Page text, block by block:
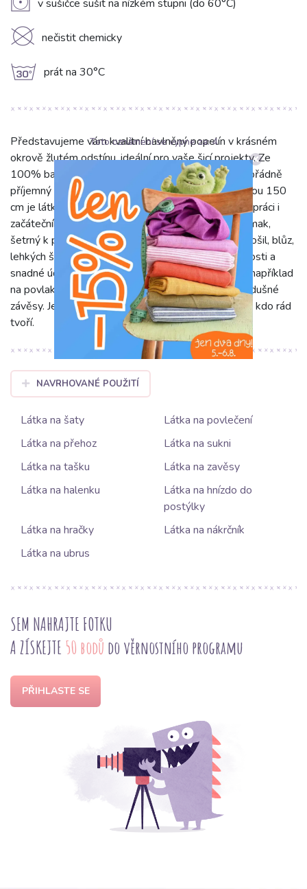
V v sušičce sušit na nízkém stupni (do 60°C)
K nečistit chemicky
g prát na 30°C
Představujeme vám kvalitní bavlněný popelín v krásném
okrově žlutém odstínu, ideální pro vaše šicí projekty. Ze
100% bavlny, zaručuje vynikající prodyšnost a mimořádně
příjemný pocit na dotek. S gramáží 130 g/m2 a šířkou 150
cm je látka pevná, lehká a poddajná, což usnadňuje práci i
začátečníkům. Popelín má hladký povrch a jemný omak,
šetrný k pokožce. Je perfektní pro šití elegantních košil, blůz,
lehkých šatů, sukní i dětského oblečení. Díky odolnosti a
snadné údržbě najde uplatnění i v bytovém textilu, například
na povlaky na polštáře, originální dekorace nebo vzdušné
závěsy. Jeho univerzálnost a kvalita potěší každého, kdo rád
tvoří.
NAVRHOVANÉ POUŽITÍ
Látka na šaty
Látka na povlečení
Látka na přehoz
Látka na sukni
Látka na tašku
Látka na zavěsy
Látka na halenku
Látka na hnízdo do
postýlky
Látka na hračky
Látka na nákrčník
Látka na ubrus
SEM NAHRAJTE FOTKU
A ZÍSKEJTE 50 bodů do věrnostního programu
PŘIHLASTE SE
Toto oznámení se vypne za:3